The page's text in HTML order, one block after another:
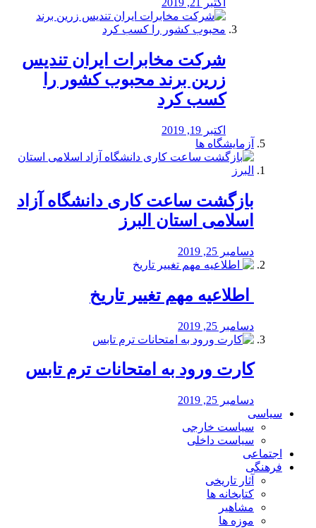
اکتبر 21, 2019
شرکت مخابرات ایران تندیس
زرین برند محبوب کشور را
کسب کرد
اکتبر 19, 2019
آزمایشگاه ها
بازگشت ساعت کاری دانشگاه آزاد
اسلامی استان البرز
دسامبر 25, 2019
️ اطلاعیه مهم تغییر تاریخ
دسامبر 25, 2019
کارت ورود به امتحانات ترم تابس
دسامبر 25, 2019
سیاسی
سیاست خارجی
سیاست داخلی
اجتماعی
فرهنگی
آثار تاریخی
کتابخانه ها
مشاهیر
موزه ها